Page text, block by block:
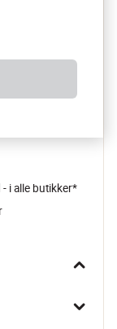
- i alle butikker*